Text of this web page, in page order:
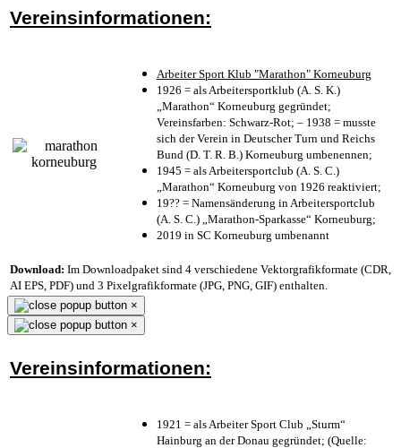
Vereinsinformationen:
Arbeiter Sport Klub "Marathon" Korneuburg
1926 = als Arbeitersportklub (A. S. K.)
„Marathon“ Korneuburg gegründet;
Vereinsfarben: Schwarz-Rot; – 1938 = musste
sich der Verein in Deutscher Turn und Reichs
Bund (D. T. R. B.) Korneuburg umbenennen;
1945 = als Arbeitersportclub (A. S. C.)
„Marathon“ Korneuburg von 1926 reaktiviert;
19?? = Namensänderung in Arbeitersportclub
(A. S. C.) „Marathon-Sparkasse“ Korneuburg;
2019 in SC Korneuburg umbenannt
Download: Im Downloadpaket sind 4 verschiedene Vektorgrafikformate (CDR,
AI EPS, PDF) und 3 Pixelgrafikformate (JPG, PNG, GIF) enthalten.
×
×
Vereinsinformationen:
1921 = als Arbeiter Sport Club „Sturm“
Hainburg an der Donau gegründet; (Quelle: